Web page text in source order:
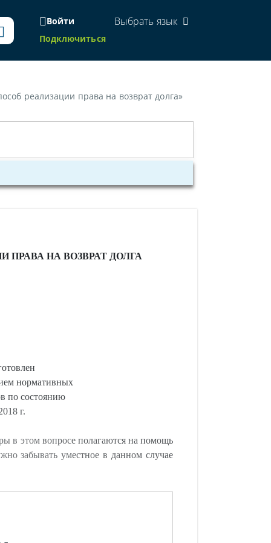
Войти
Подключиться
Выбрать язык
реализации права на возврат долга»
НА ВОЗВРАТ ДОЛГА
нормативных
по состоянию
г.
в этом вопросе полагаются на помощь
забывать уместное в данном случае